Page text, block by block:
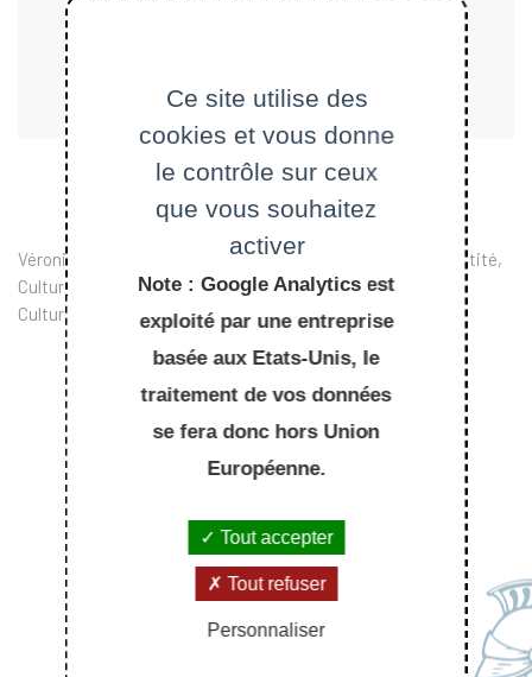
Véronique Pauly est membre du groupe de Recherche "Identité,
Cultures, Histoires" (GRICH) du Département Langues et
Cultures de l'École Polytechnique.
Ce site utilise des
cookies et vous donne
le contrôle sur ceux
que vous souhaitez
activer
Note : Google Analytics est
exploité par une entreprise
basée aux Etats-Unis, le
traitement de vos données
se fera donc hors Union
Européenne.
Tout accepter
Tout refuser
Personnaliser